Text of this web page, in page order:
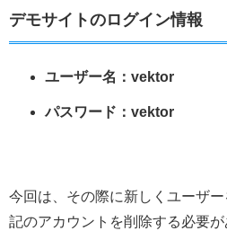
デモサイトのログイン情報
ユーザー名：vektor
パスワード：vektor
今回は、その際に新しくユーザ
記のアカウントを削除する必要が